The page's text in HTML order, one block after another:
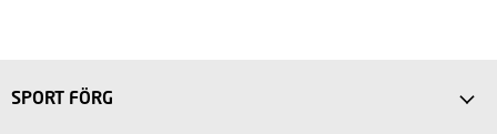
SPORT FÖRG